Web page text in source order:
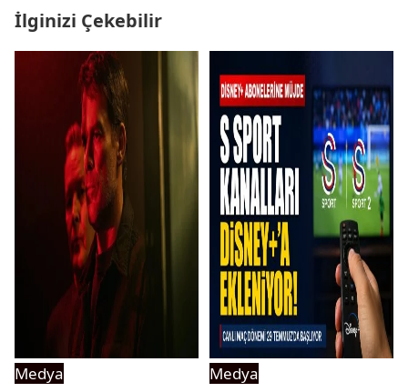
İlginizi Çekebilir
Medya
Medya